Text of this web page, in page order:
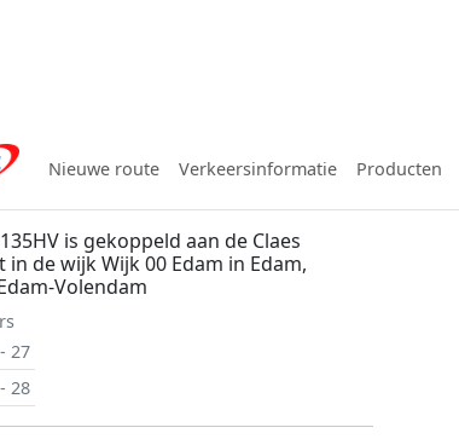
Nieuwe route Verkeersinformatie Producten
is gekoppeld aan de Claes
in de wijk Wijk 00 Edam in Edam,
Volendam
27
28